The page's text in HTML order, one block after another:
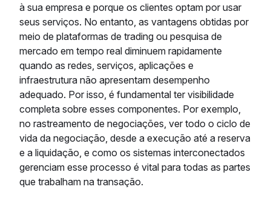
à sua empresa e porque os clientes optam por usar
seus serviços. No entanto, as vantagens obtidas por
meio de plataformas de trading ou pesquisa de
mercado em tempo real diminuem rapidamente
quando as redes, serviços, aplicações e
infraestrutura não apresentam desempenho
adequado. Por isso, é fundamental ter visibilidade
completa sobre esses componentes. Por exemplo,
no rastreamento de negociações, ver todo o ciclo de
vida da negociação, desde a execução até a reserva
e a liquidação, e como os sistemas interconectados
gerenciam esse processo é vital para todas as partes
que trabalham na transação.